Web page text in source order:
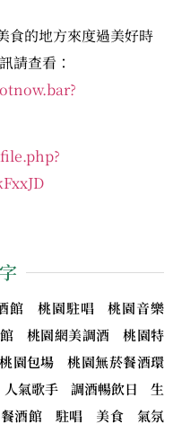
食的地方來度過美好時
請查看：
館 桃園駐唱 桃園音樂
桃園網美調酒 桃園特
園包場 桃園無菸餐酒環
氣歌手 調酒暢飲日 生
餐酒館 駐唱 美食 氣氛